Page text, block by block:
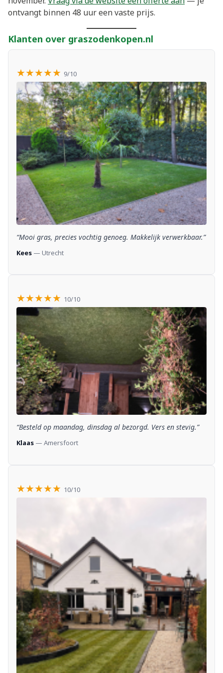
ontvangt binnen 48 uur een vaste prijs.
Klanten over graszodenkopen.nl
★★★★★ 9/10
“Mooi gras, precies vochtig genoeg. Makkelijk verwerkbaar.”
Kees — Utrecht
★★★★★ 10/10
“Besteld op maandag, dinsdag al bezorgd. Vers en stevig.”
Klaas — Amersfoort
★★★★★ 10/10